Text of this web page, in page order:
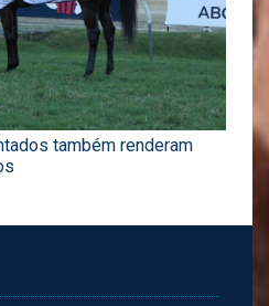
também renderam